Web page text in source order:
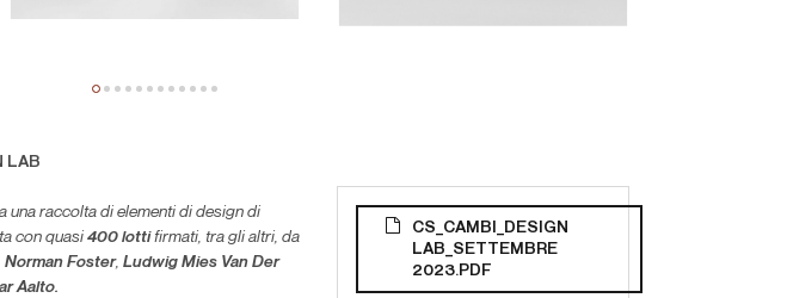
CS_CAMBI_DESIGN
LAB_SETTEMBRE
2023.PDF
LAB
una raccolta di elementi di design di
con quasi 400 lottifirmati, tra gli altri, da
Norman Foster,Ludwig Mies Van Der
Aalto.